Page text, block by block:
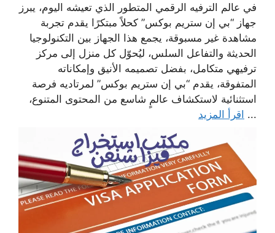
في عالم الترفيه الرقمي المتطور الذي تعيشه اليوم، يبرز
جهاز “بي إن ستريم بوكس” كحلاً مبتكرًا يقدم تجربة
مشاهدة غير مسبوقة، يجمع هذا الجهاز بين التكنولوجيا
الحديثة والتفاعل السلس، ليُحوّل كل منزل إلى مركز
ترفيهي متكامل، بفضل تصميمه الأنيق وإمكاناته
المتفوقة، يقدم “بي إن ستريم بوكس” لمرتاديه فرصة
استثنائية لاستكشاف عالمٍ شاسع من المحتوى المتنوع،
... اقرأ المزيد